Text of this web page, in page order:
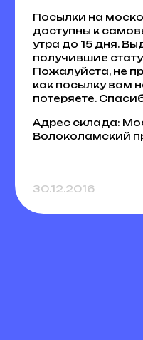
Посылки на
доступны к
утра до 15 дня.
получившие
Пожалуйста, не
как посылку вам
потеряете.
Адрес склада:
Волоколамский
30.12.2016